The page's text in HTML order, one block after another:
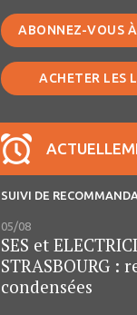
ABONNEZ-VOUS
ACHETER LES
SUIVI DE
05/08
SES et
STRASBOURG :
condensées